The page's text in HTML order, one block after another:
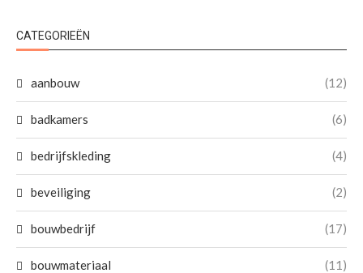
CATEGORIEËN
aanbouw (12)
badkamers (6)
bedrijfskleding (4)
beveiliging (2)
bouwbedrijf (17)
bouwmateriaal (11)